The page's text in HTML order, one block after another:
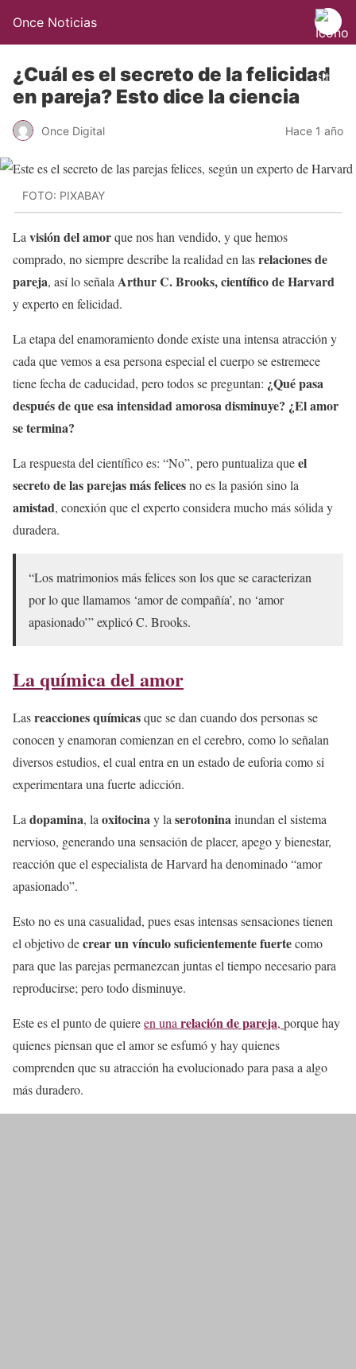
Once Noticias
¿Cuál es el secreto de la felicidad
en pareja? Esto dice la ciencia
Once Digital Hace 1 año
FOTO: PIXABAY
La visión del amorque nos han vendido, y que hemos
comprado, no siempre describe la realidad en lasrelaciones de
pareja, así lo señala Arthur C. Brooks, científico de Harvard
y experto en felicidad.
La etapa del enamoramiento donde existe una intensa atracción y
cada que vemos a esa persona especial el cuerpo se estremece
tiene fecha de caducidad, pero todos se preguntan: ¿Qué pasa
después de que esa intensidad amorosa disminuye? ¿El amor
se termina?
La respuesta del científico es: “No”, pero puntualiza queel
secreto de las parejas más felicesno es la pasión sino la
amistad, conexión que el experto considera mucho más sólida y
duradera.
“Los matrimonios más felices son los que se caracterizan
por lo que llamamos ‘amor de compañía’, no ‘amor
apasionado’” explicó C. Brooks.
La química del amor
Lasreacciones químicasque se dan cuando dos personas se
conocen y enamoran comienzan en el cerebro, como lo señalan
diversos estudios, el cual entra en un estado de euforia como si
experimentara una fuerte adicción.
La dopamina, la oxitocinay la serotoninainundan el sistema
nervioso, generando una sensación de placer, apego y bienestar,
reacción que el especialista de Harvard ha denominado “amor
apasionado”.
Esto no es una casualidad, pues esas intensas sensaciones tienen
el objetivo decrear un vínculo suficientemente fuertecomo
para que las parejas permanezcan juntas el tiempo necesario para
reproducirse; pero todo disminuye.
Este es el punto de quiereen una relación de pareja, porque hay
quienes piensan que el amor se esfumó y hay quienes
comprenden que su atracción ha evolucionado para pasa a algo
más duradero.